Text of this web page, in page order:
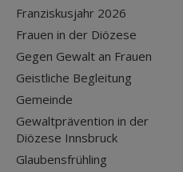
Franziskusjahr 2026
Frauen in der Diözese
Gegen Gewalt an Frauen
Geistliche Begleitung
Gemeinde
Gewaltprävention in der
Diözese Innsbruck
Glaubensfrühling